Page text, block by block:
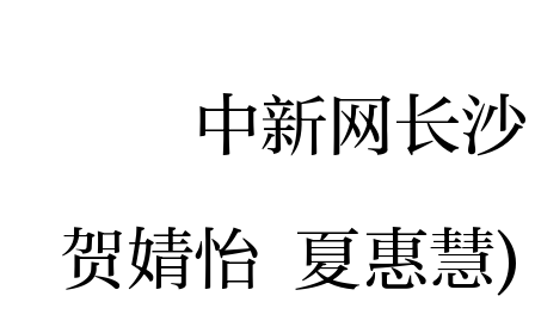
中新网长沙
贺婧怡 夏惠慧